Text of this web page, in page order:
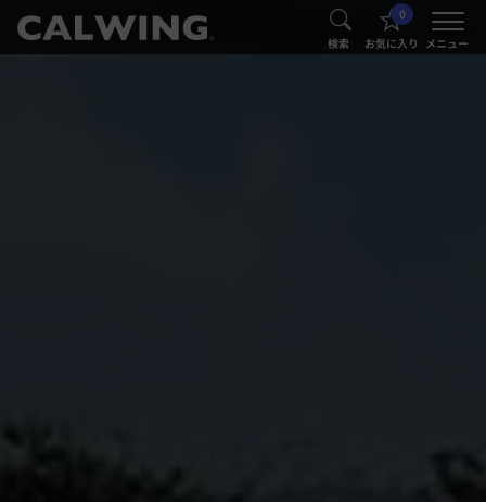
® 検索
0
お気に入り メニュー
®